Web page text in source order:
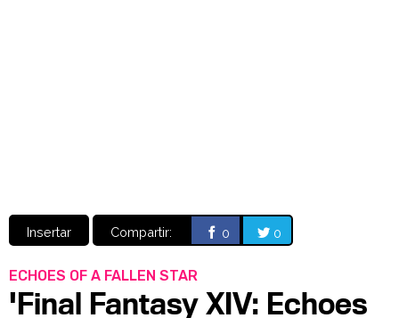
Insertar Compartir: 0 0
ECHOES OF A FALLEN STAR
'Final Fantasy XIV: Echoes